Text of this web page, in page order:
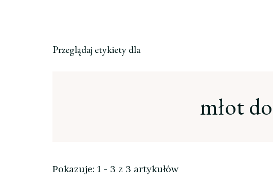
Przeglądaj etykiety dla
młot
Pokazuje: 1 - 3 z 3 artykułów